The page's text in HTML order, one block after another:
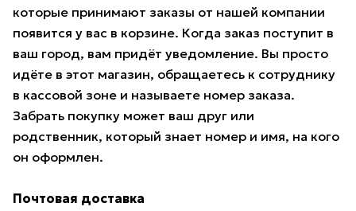
которые принимают заказы от нашей компании
появится у вас в корзине. Когда заказ поступит в
ваш город, вам придёт уведомление. Вы просто
идёте в этот магазин, обращаетесь к сотруднику
в кассовой зоне и называете номер заказа.
Забрать покупку может ваш друг или
родственник, который знает номер и имя, на кого
он оформлен.
Почтовая доставка